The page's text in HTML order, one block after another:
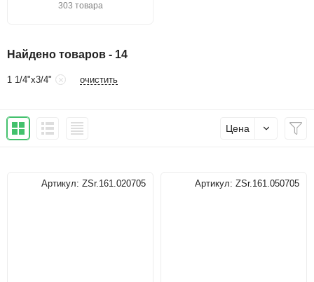
303 товара
Найдено товаров - 14
1 1/4"х3/4" очистить
Цена
Артикул: ZSr.161.020705 Артикул: ZSr.161.050705